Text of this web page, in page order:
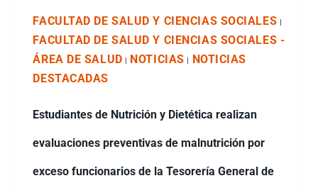
FACULTAD DE SALUD Y CIENCIAS SOCIALES |
FACULTAD DE SALUD Y CIENCIAS SOCIALES -
ÁREA DE SALUD | NOTICIAS | NOTICIAS
DESTACADAS
Estudiantes de Nutrición y Dietética realizan
evaluaciones preventivas de malnutrición por
exceso funcionarios de la Tesorería General de